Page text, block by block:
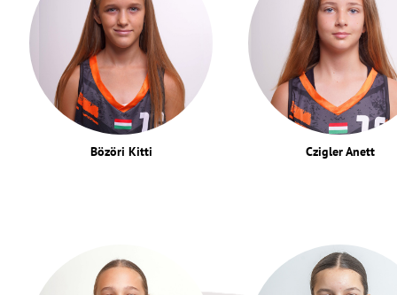
Bözöri Kitti Czigler Anett